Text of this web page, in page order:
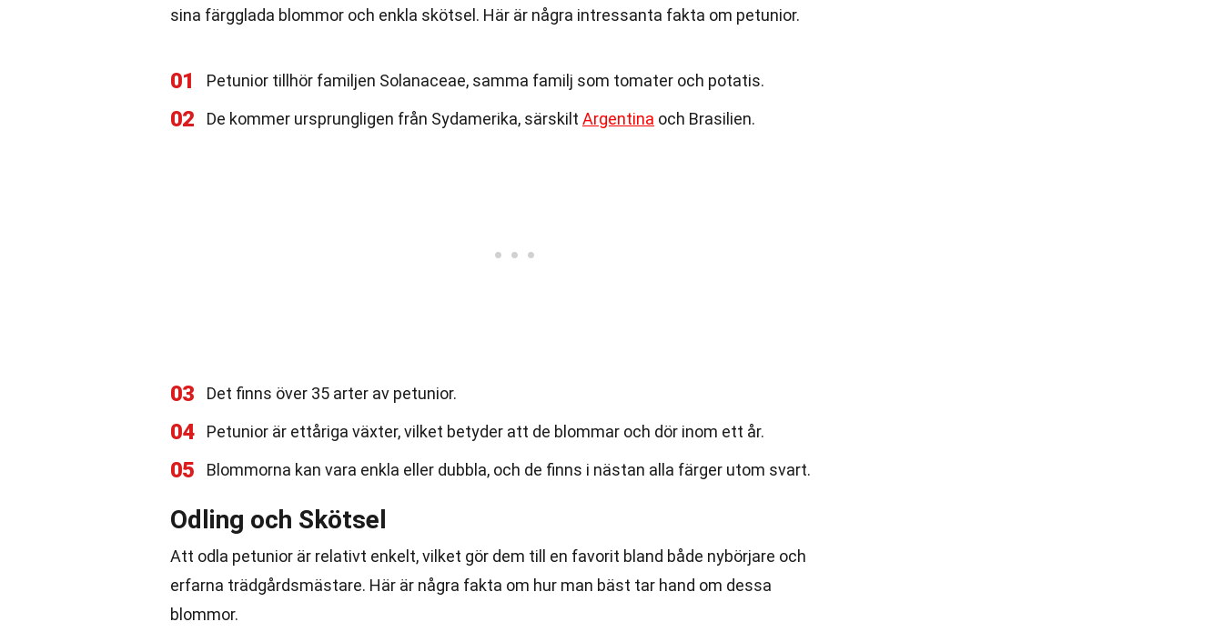
sina färgglada blommor och enkla skötsel. Här är några intressanta fakta om petunior.
01 Petunior tillhör familjen Solanaceae, samma familj som tomater och potatis.
02 De kommer ursprungligen från Sydamerika, särskilt Argentina och Brasilien.
03 Det finns över 35 arter av petunior.
04 Petunior är ettåriga växter, vilket betyder att de blommar och dör inom ett år.
05 Blommorna kan vara enkla eller dubbla, och de finns i nästan alla färger utom svart.
Odling och Skötsel
Att odla petunior är relativt enkelt, vilket gör dem till en favorit bland både nybörjare och
erfarna trädgårdsmästare. Här är några fakta om hur man bäst tar hand om dessa
blommor.